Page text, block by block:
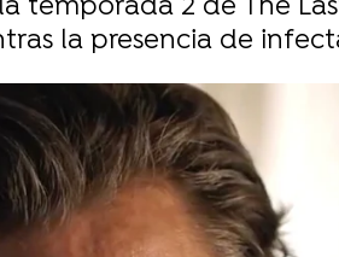
temporada 2 de The
la presencia de
2: La conexión familiar